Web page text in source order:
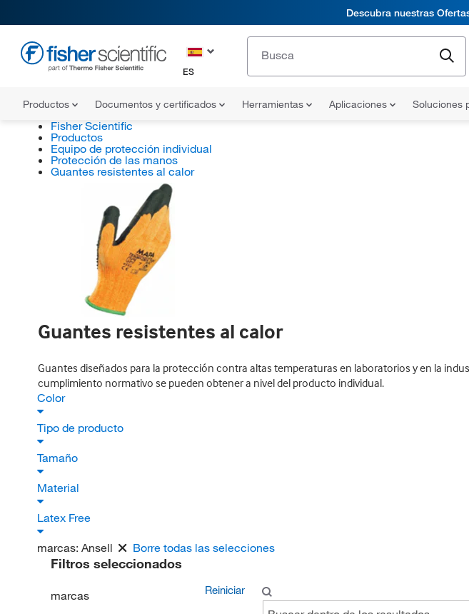
Descubra nuestras
ES
Productos Documentos y certificados Herramientas Aplicaciones Soluciones
Fisher Scientific
Productos
Equipo de protección individual
Protección de las manos
Guantes resistentes al calor
Guantes resistentes al calor
Guantes diseñados para la protección contra altas temperaturas en laboratorios y en la
cumplimiento normativo se pueden obtener a nivel del producto individual.
Color
Tipo de producto
Tamaño
Material
Latex Free
marcas: Ansell Borre todas las selecciones
Filtros seleccionados
Reiniciar
marcas